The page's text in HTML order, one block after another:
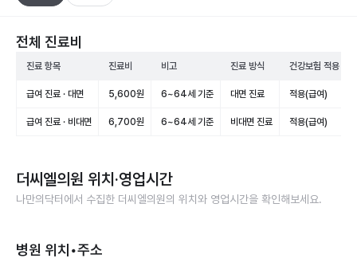
전체 진료비
진료 항목 진료비 비고 진료 방식 건강보험 적용
급여 진료 · 대면 5,600원 6~64세 기준 대면 진료 적용(급여)
급여 진료 · 비대면 6,700원 6~64세 기준 비대면 진료 적용(급여)
더씨엘의원 위치·영업시간
나만의닥터에서 수집한 더씨엘의원의 위치와 영업시간을 확인해보세요.
병원 위치•주소